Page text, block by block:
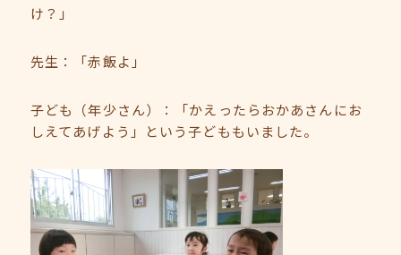
け？」
先生：「赤飯よ」
子ども（年少さん）：「かえったらおかあさんにお
しえてあげよう」という子どももいました。